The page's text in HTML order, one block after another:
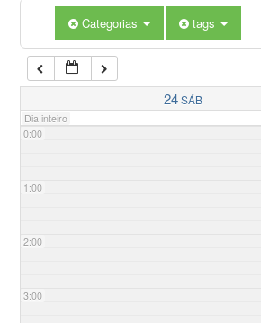
Categorias tags
24SÁB
Dia inteiro
0:00
1:00
2:00
3:00